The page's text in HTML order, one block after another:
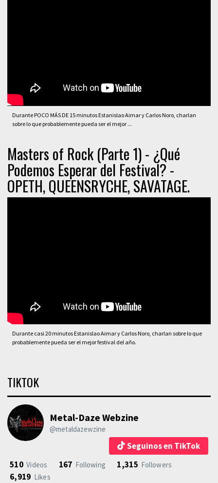
Durante POCO MÁS DE 15 minutos Estanislao Aimar y Carlos Noro, charlan
sobre lo que probablemente pueda ser el mejor ...
Masters of Rock (Parte 1) - ¿Qué
Podemos Esperar del Festival? -
OPETH, QUEENSRYCHE, SAVATAGE.
Durante casi 20 minutos Estanislao Aimar y Carlos Noro, charlan sobre lo que
probablemente pueda ser el mejor festival del año.
TIKTOK
Metal-Daze Webzine
@metaldazewzine
Seguinos en TikTok
510 Videos 167 Following 1,315 Followers
6,919 Likes